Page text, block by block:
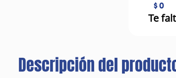
$ 0
Te
Descripción del